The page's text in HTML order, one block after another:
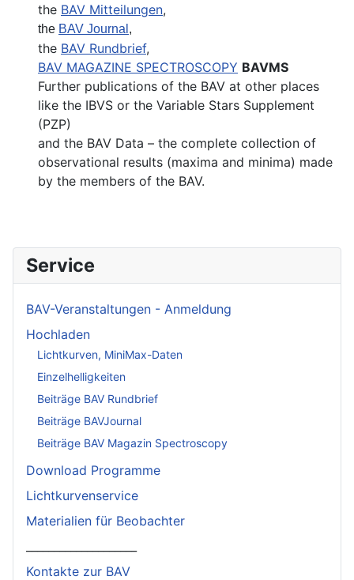
the BAV Mitteilungen,
the BAV Journal ,
the BAV Rundbrief,
BAV MAGAZINE SPECTROSCOPY BAVMS
Further publications of the BAV at other places
like the IBVS or the Variable Stars Supplement
(PZP)
and the BAV Data – the complete collection of
observational results (maxima and minima) made
by the members of the BAV.
Service
BAV-Veranstaltungen - Anmeldung
Hochladen
Lichtkurven, MiniMax-Daten
Einzelhelligkeiten
Beiträge BAV Rundbrief
Beiträge BAVJournal
Beiträge BAV Magazin Spectroscopy
Download Programme
Lichtkurvenservice
Materialien für Beobachter
Kontakte zur BAV